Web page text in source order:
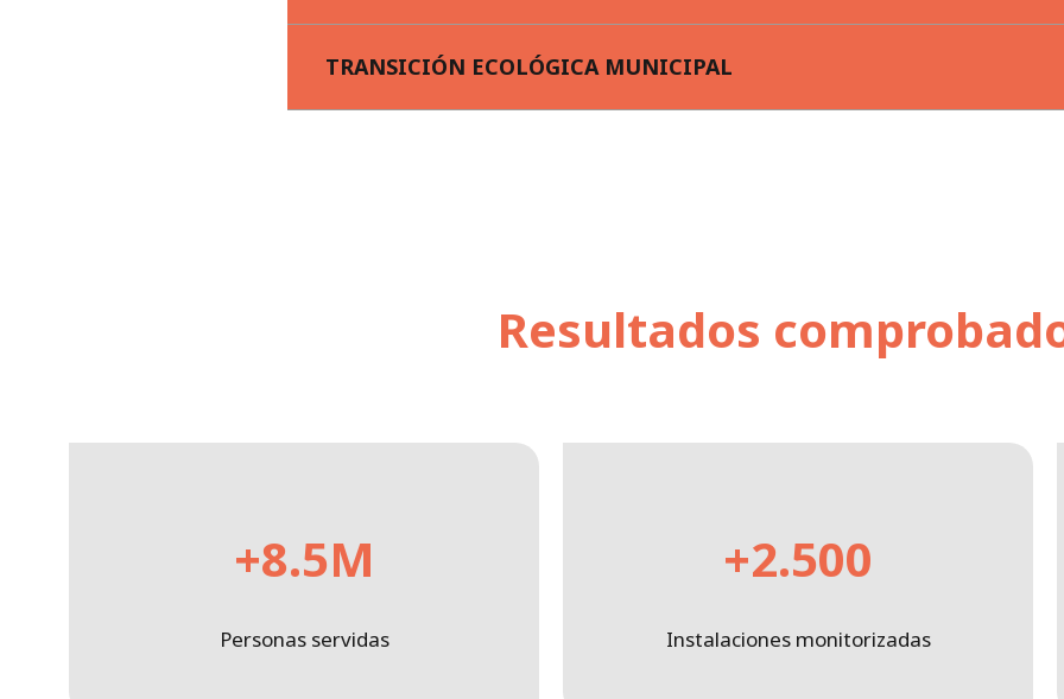
TRANSICIÓN ECOLÓGICA MUNICIPAL
Resultados
+8.5M
Personas servidas
+2.500
Instalaciones monitorizadas